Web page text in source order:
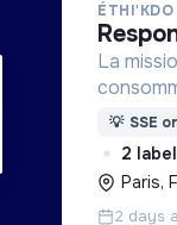
ÉTHI'KDO
La
êtres
💡 SSE
2
Paris,
2 days